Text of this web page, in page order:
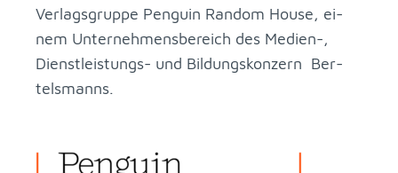
Ver­lags­grup­pe Pen­gu­in Ran­dom Hou­se, ei­
nem Un­ter­neh­mens­be­reich des Me­di­en-,
Dienst­leis­tungs- und Bil­dungs­kon­zern Ber­
tels­manns.